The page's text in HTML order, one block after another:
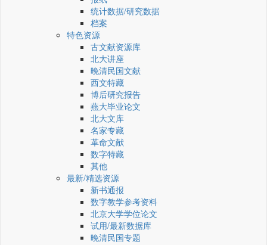
统计数据/研究数据
档案
特色资源
古文献资源库
北大讲座
晚清民国文献
西文特藏
博后研究报告
燕大毕业论文
北大文库
名家专藏
革命文献
数字特藏
其他
最新/精选资源
新书通报
数字教学参考资料
北京大学学位论文
试用/最新数据库
晚清民国专题